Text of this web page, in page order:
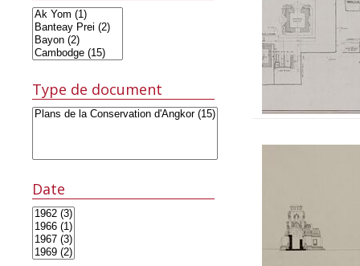
Type de document
Date